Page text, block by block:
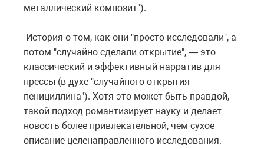
металлический композит").
История о том, как они "просто исследовали", а
потом "случайно сделали открытие", — это
классический и эффективный нарратив для
прессы (в духе "случайного открытия
пенициллина"). Хотя это может быть правдой,
такой подход романтизирует науку и делает
новость более привлекательной, чем сухое
описание целенаправленного исследования.